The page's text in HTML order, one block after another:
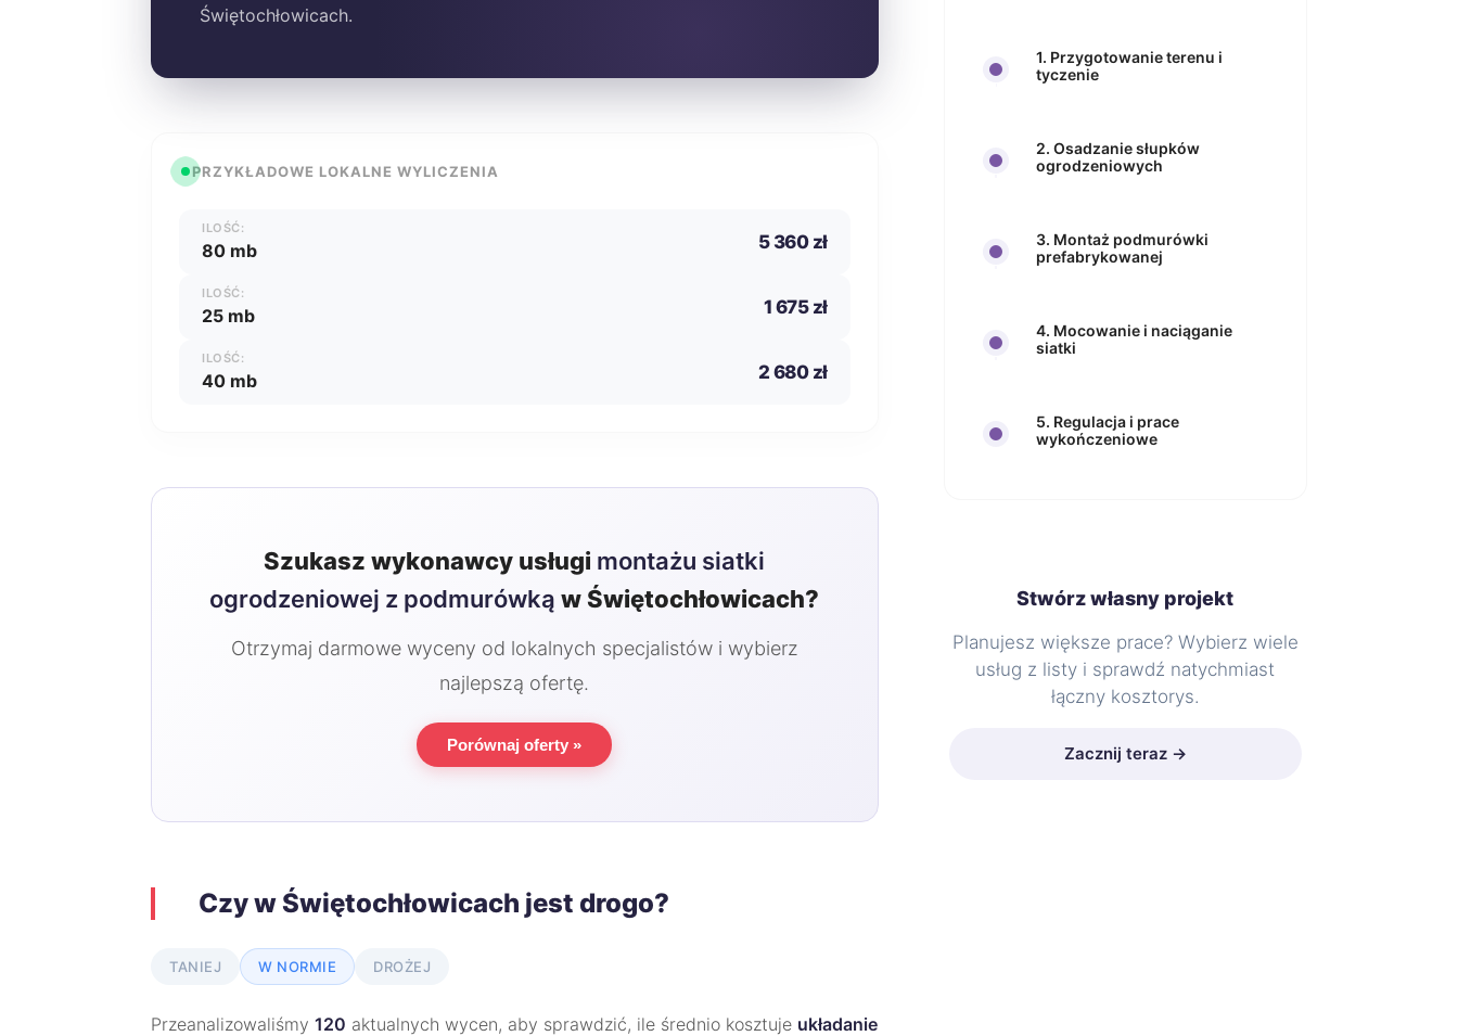
Świętochłowicach.
PRZYKŁADOWE LOKALNE WYLICZENIA
ILOŚĆ:
80 mb 5 360 zł
ILOŚĆ:
25 mb 1 675 zł
ILOŚĆ:
40 mb 2 680 zł
Szukasz wykonawcy usługi montażu siatki
ogrodzeniowej z podmurówką w Świętochłowicach?
Otrzymaj darmowe wyceny od lokalnych specjalistów i wybierz
najlepszą ofertę.
Porównaj oferty »
Czy w Świętochłowicach jest drogo?
TANIEJ W NORMIE DROŻEJ
Przeanalizowaliśmy 120 aktualnych wycen, aby sprawdzić, ile średnio kosztuje układanie
1. Przygotowanie terenu i
tyczenie
2. Osadzanie słupków
ogrodzeniowych
3. Montaż podmurówki
prefabrykowanej
4. Mocowanie i naciąganie
siatki
5. Regulacja i prace
wykończeniowe
Stwórz własny projekt
Planujesz większe prace? Wybierz wiele
usług z listy i sprawdź natychmiast
łączny kosztorys.
Zacznij teraz →